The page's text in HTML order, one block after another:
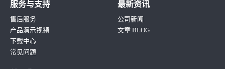
服务与支持
售后服务
产品演示视频
下载中心
常见问题
最新资讯
公司新闻
文章 BLOG